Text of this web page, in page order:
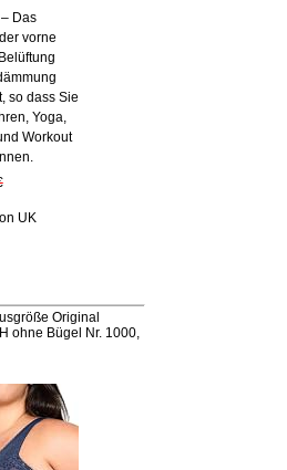
Das
vorne
so dass Sie
Yoga,
Workout
UK
Original
ohne Bügel Nr. 1000,